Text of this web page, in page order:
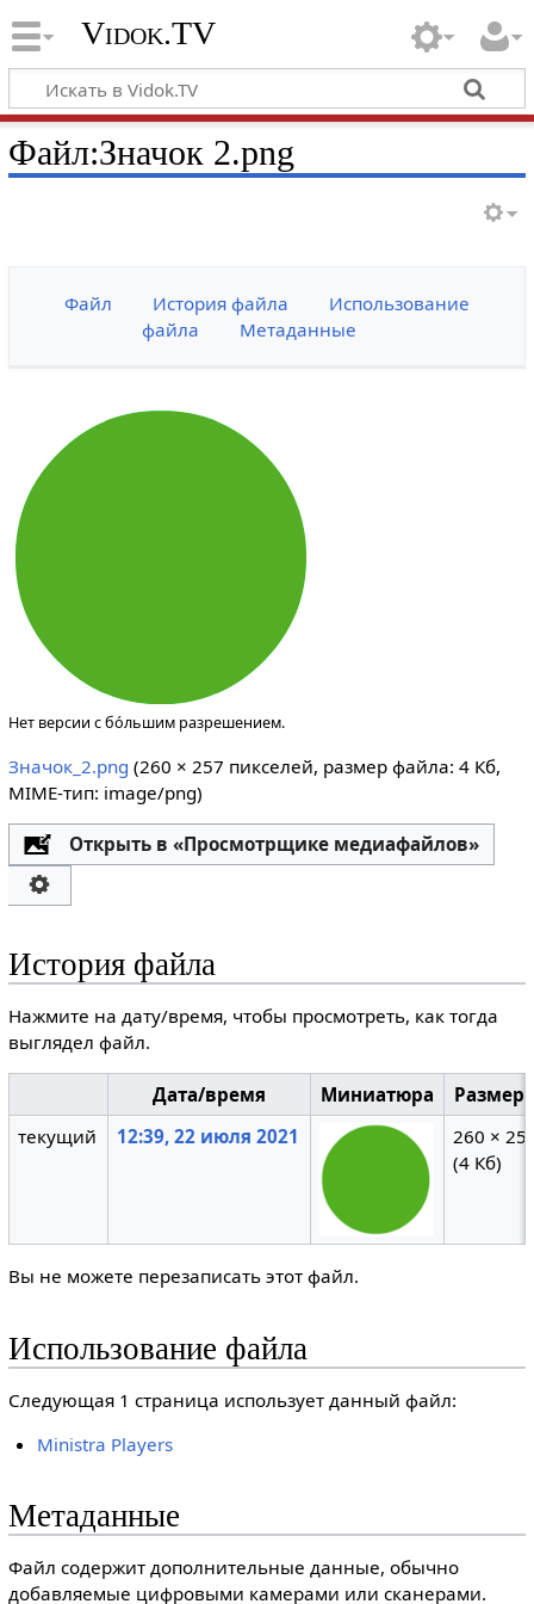
Vidok.TV
Файл:Значок 2.png
Файл История файла
Использование
файла
Метаданные
Нет версии с бо́льшим разрешением.
Значок_2.png (260 × 257 пикселей, размер файла: 4 Кб,
MIME-тип: image/png)
Открыть в «Просмотрщике медиафайлов»
История файла
Нажмите на дату/время, чтобы просмотреть, как тогда
выглядел файл.
Дата/время Миниатюра
текущий
12:39, 22 июля 2021
260 ×
(4 Кб)
Вы не можете перезаписать этот файл.
Использование файла
Следующая 1 страница использует данный файл:
Ministra Players
Метаданные
Файл содержит дополнительные данные, обычно
добавляемые цифровыми камерами или сканерами.